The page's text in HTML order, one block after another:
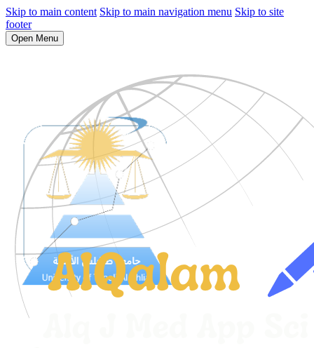
Skip to main content Skip to main navigation menu Skip to site
footer
Open Menu